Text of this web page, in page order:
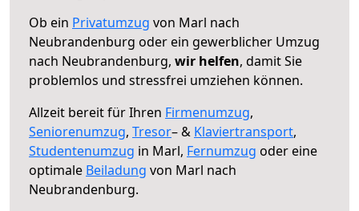
Ob ein Privatumzug von Marl nach
Neubrandenburg oder ein gewerblicher Umzug
nach Neubrandenburg, wir helfen, damit Sie
problemlos und stressfrei umziehen können.
Allzeit bereit für Ihren Firmenumzug,
Seniorenumzug, Tresor– & Klaviertransport,
Studentenumzug in Marl, Fernumzug oder eine
optimale Beiladung von Marl nach
Neubrandenburg.